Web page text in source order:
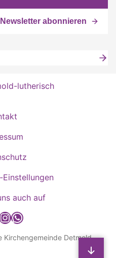
auch auf
auf Facebook
lutherisch auf Instagram
detmold-lutherisch auf WhatsApp
Detmold